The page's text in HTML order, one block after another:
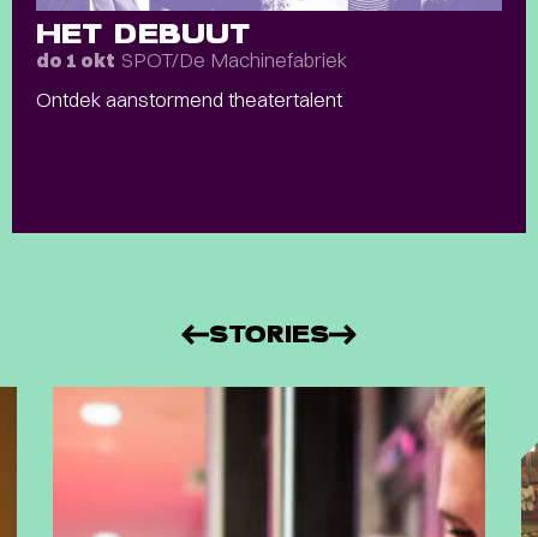
HET DEBUUT
do 1 okt SPOT/De Machinefabriek
Ontdek aanstormend theatertalent
STORIES